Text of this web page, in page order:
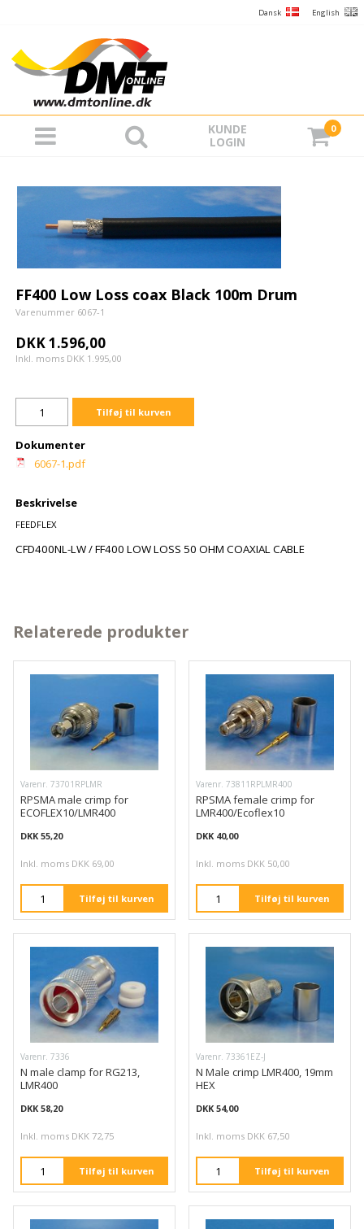
Dansk English
KUNDE
LOGIN
0
FF400 Low Loss coax Black 100m Drum
Varenummer 6067-1
DKK 1.596,00
Inkl. moms DKK 1.995,00
Tilføj til kurven
Dokumenter
6067-1.pdf
Beskrivelse
FEEDFLEX
CFD400NL-LW / FF400 LOW LOSS 50 OHM COAXIAL CABLE
Relaterede produkter
Varenr. 73701RPLMR
RPSMA male crimp for
ECOFLEX10/LMR400
DKK 55,20
Inkl. moms DKK 69,00
Tilføj til kurven
Varenr. 73811RPLMR400
RPSMA female crimp for
LMR400/Ecoflex10
DKK 40,00
Inkl. moms DKK 50,00
Tilføj til kurven
Varenr. 7336
N male clamp for RG213,
LMR400
DKK 58,20
Inkl. moms DKK 72,75
Tilføj til kurven
Varenr. 73361EZ-J
N Male crimp LMR400, 19mm
HEX
DKK 54,00
Inkl. moms DKK 67,50
Tilføj til kurven